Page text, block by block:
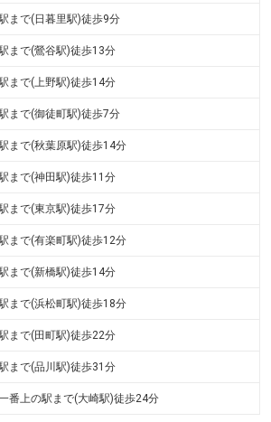
まで(日暮里駅)徒歩9分
まで(鶯谷駅)徒歩13分
まで(上野駅)徒歩14分
まで(御徒町駅)徒歩7分
まで(秋葉原駅)徒歩14分
まで(神田駅)徒歩11分
まで(東京駅)徒歩17分
まで(有楽町駅)徒歩12分
まで(新橋駅)徒歩14分
まで(浜松町駅)徒歩18分
まで(田町駅)徒歩22分
まで(品川駅)徒歩31分
番上の駅まで(大崎駅)徒歩24分